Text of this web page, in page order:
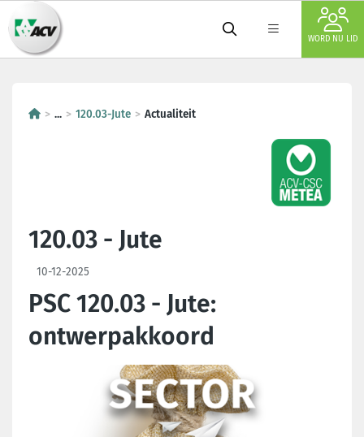
WORD NU LID
... 120.03-Jute Actualiteit
120.03 - Jute
10-12-2025
PSC 120.03 - Jute:
ontwerpakkoord